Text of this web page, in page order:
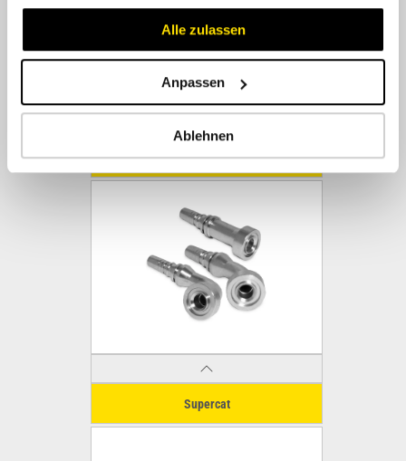
Alle zulassen
Anpassen
Ablehnen
NPTF
Supercat